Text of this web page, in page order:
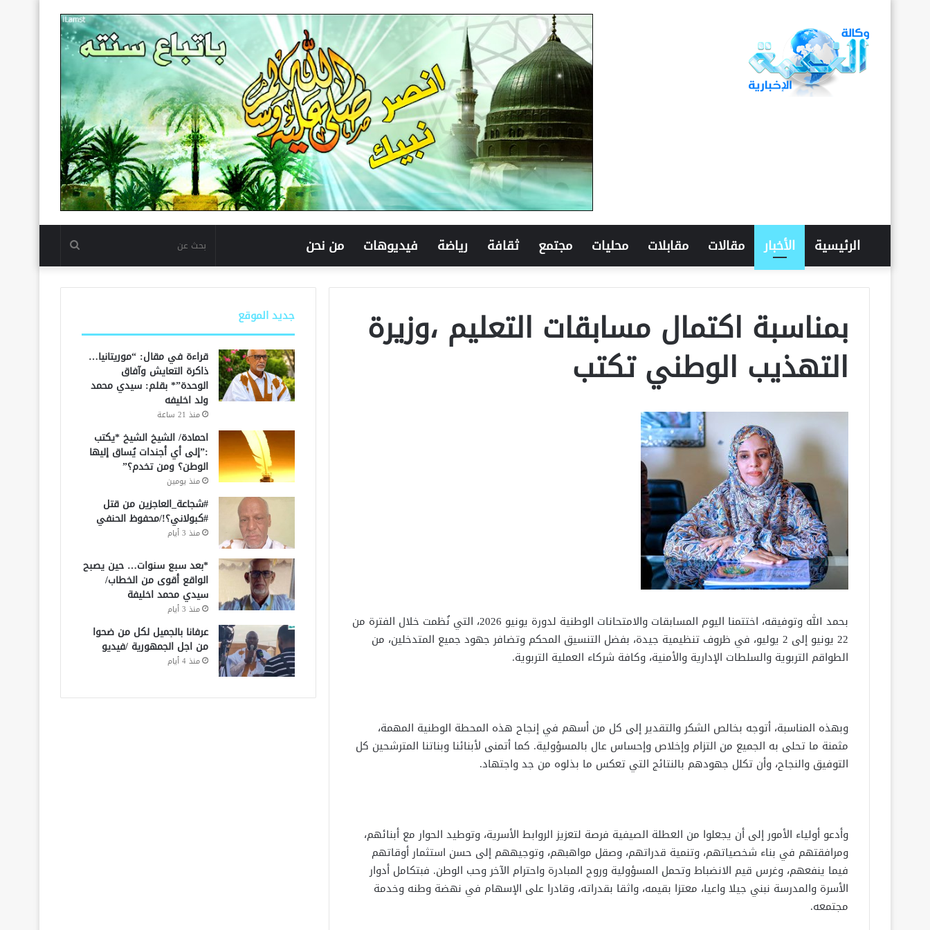
الرئيسية الأخبار مقالات مقابلات محليات مجتمع ثقافة رياضة فيديوهات من نحن بحث
عن
بمناسبة اكتمال مسابقات التعليم ،وزيرة
التهذيب الوطني تكتب
بحمد الله وتوفيقه، اختتمنا اليوم المسابقات والامتحانات الوطنية لدورة يونيو 2026، التي نُظمت خلال الفترة من
22 يونيو إلى 2 يوليو، في ظروف تنظيمية جيدة، بفضل التنسيق المحكم وتضافر جهود جميع المتدخلين، من
الطواقم التربوية والسلطات الإدارية والأمنية، وكافة شركاء العملية التربوية.
وبهذه المناسبة، أتوجه بخالص الشكر والتقدير إلى كل من أسهم في إنجاح هذه المحطة الوطنية المهمة،
مثمنة ما تحلى به الجميع من التزام وإخلاص وإحساس عال بالمسؤولية. كما أتمنى لأبنائنا وبناتنا المترشحين كل
التوفيق والنجاح، وأن تكلل جهودهم بالنتائج التي تعكس ما بذلوه من جد واجتهاد.
وأدعو أولياء الأمور إلى أن يجعلوا من العطلة الصيفية فرصة لتعزيز الروابط الأسرية، وتوطيد الحوار مع أبنائهم،
ومرافقتهم في بناء شخصياتهم، وتنمية قدراتهم، وصقل مواهبهم، وتوجيههم إلى حسن استثمار أوقاتهم
فيما ينفعهم، وغرس قيم الانضباط وتحمل المسؤولية وروح المبادرة واحترام الآخر وحب الوطن. فبتكامل أدوار
الأسرة والمدرسة نبني جيلا واعيا، معتزا بقيمه، واثقا بقدراته، وقادرا على الإسهام في نهضة وطنه وخدمة
مجتمعه.
جديد الموقع
قراءة في مقال: “موريتانيا…
ذاكرة التعايش وآفاق
الوحدة”* بقلم: سيدي محمد
ولد اخليفه
منذ 21 ساعة
احمادة/ الشيخ الشيخ *يكتب
:”إلى أي أجندات يُساق إليها
الوطن؟ ومن تخدم؟”
منذ يومين
#شجاعة_العاجزين من قتل
#كبولاني؟!/محفوظ الحنفي
منذ 3 أيام
*بعد سبع سنوات… حين يصبح
الواقع أقوى من الخطاب/
سيدي محمد اخليفة
منذ 3 أيام
عرفانا بالجميل لكل من ضحوا
من اجل الجمهورية /فيديو
منذ 4 أيام